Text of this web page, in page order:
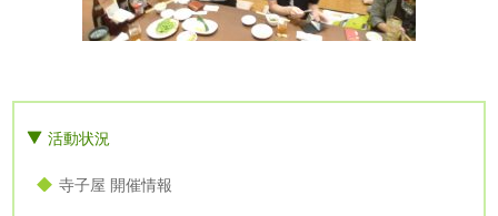
活動状況
寺子屋 開催情報